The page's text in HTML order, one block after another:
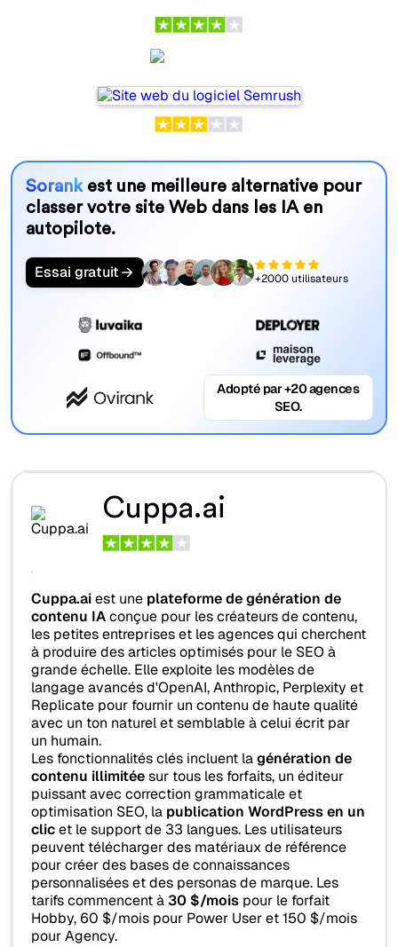
Sorankest une meilleure alternative pour
classer votre site Web dans les IA en
autopilote.
Essai gratuit +2000 utilisateurs
Adopté par +20 agences
SEO.
Cuppa.ai
Cuppa.aiest une plateforme de génération de
contenu IAconçue pour les créateurs de contenu,
les petites entreprises et les agences qui cherchent
à produire des articles optimisés pour le SEO à
grande échelle. Elle exploite les modèles de
langage avancés d'OpenAI, Anthropic, Perplexity et
Replicate pour fournir un contenu de haute qualité
avec un ton naturel et semblable à celui écrit par
un humain.
Les fonctionnalités clés incluent lagénération de
contenu illimitéesur tous les forfaits, un éditeur
puissant avec correction grammaticale et
optimisation SEO, la publication WordPress en un
clicet le support de 33 langues. Les utilisateurs
peuvent télécharger des matériaux de référence
pour créer des bases de connaissances
personnalisées et des personas de marque. Les
tarifs commencent à30 $/moispour le forfait
Hobby, 60 $/mois pour Power User et 150 $/mois
pour Agency.